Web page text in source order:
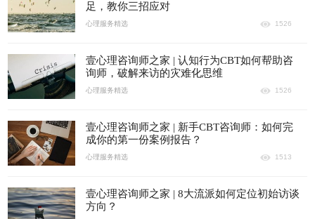
足，教你三招应对
心理服务精选 1526
壹心理咨询师之家 | 认知行为CBT如何帮助咨
询师，破解来访的灾难化思维
心理服务精选 1526
壹心理咨询师之家 | 新手CBT咨询师：如何完
成你的第一份案例报告？
心理服务精选 1513
壹心理咨询师之家 | 8大流派如何定位初始访谈
方向？